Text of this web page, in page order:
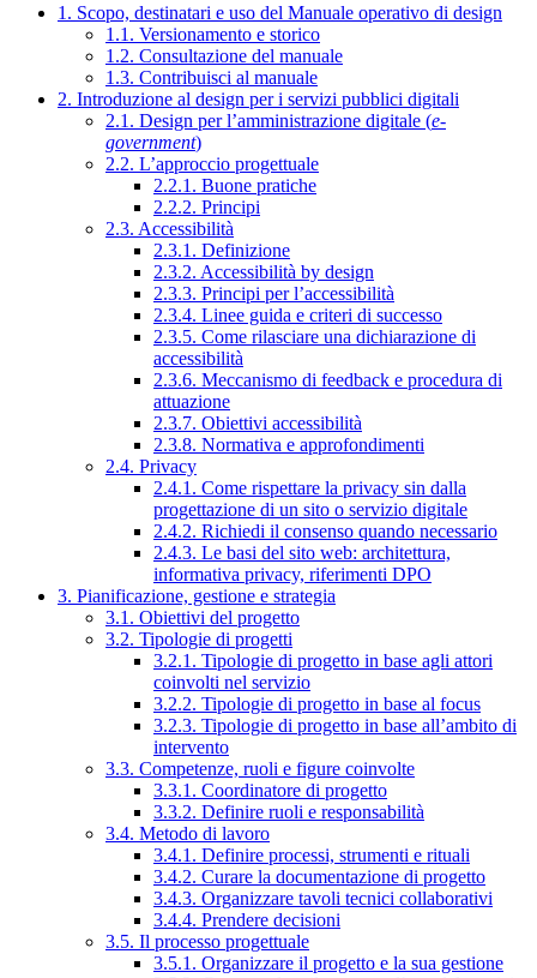
1. Scopo, destinatari e uso del Manuale operativo di design
1.1. Versionamento e storico
1.2. Consultazione del manuale
1.3. Contribuisci al manuale
2. Introduzione al design per i servizi pubblici digitali
2.1. Design per l’amministrazione digitale (e-
government)
2.2. L’approccio progettuale
2.2.1. Buone pratiche
2.2.2. Principi
2.3. Accessibilità
2.3.1. Definizione
2.3.2. Accessibilità by design
2.3.3. Principi per l’accessibilità
2.3.4. Linee guida e criteri di successo
2.3.5. Come rilasciare una dichiarazione di
accessibilità
2.3.6. Meccanismo di feedback e procedura di
attuazione
2.3.7. Obiettivi accessibilità
2.3.8. Normativa e approfondimenti
2.4. Privacy
2.4.1. Come rispettare la privacy sin dalla
progettazione di un sito o servizio digitale
2.4.2. Richiedi il consenso quando necessario
2.4.3. Le basi del sito web: architettura,
informativa privacy, riferimenti DPO
3. Pianificazione, gestione e strategia
3.1. Obiettivi del progetto
3.2. Tipologie di progetti
3.2.1. Tipologie di progetto in base agli attori
coinvolti nel servizio
3.2.2. Tipologie di progetto in base al focus
3.2.3. Tipologie di progetto in base all’ambito di
intervento
3.3. Competenze, ruoli e figure coinvolte
3.3.1. Coordinatore di progetto
3.3.2. Definire ruoli e responsabilità
3.4. Metodo di lavoro
3.4.1. Definire processi, strumenti e rituali
3.4.2. Curare la documentazione di progetto
3.4.3. Organizzare tavoli tecnici collaborativi
3.4.4. Prendere decisioni
3.5. Il processo progettuale
3.5.1. Organizzare il progetto e la sua gestione